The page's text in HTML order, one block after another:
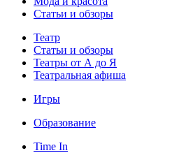
Статьи и обзоры
Театр
Статьи и обзоры
Театры от А до Я
Театральная афиша
Игры
Образование
Time In